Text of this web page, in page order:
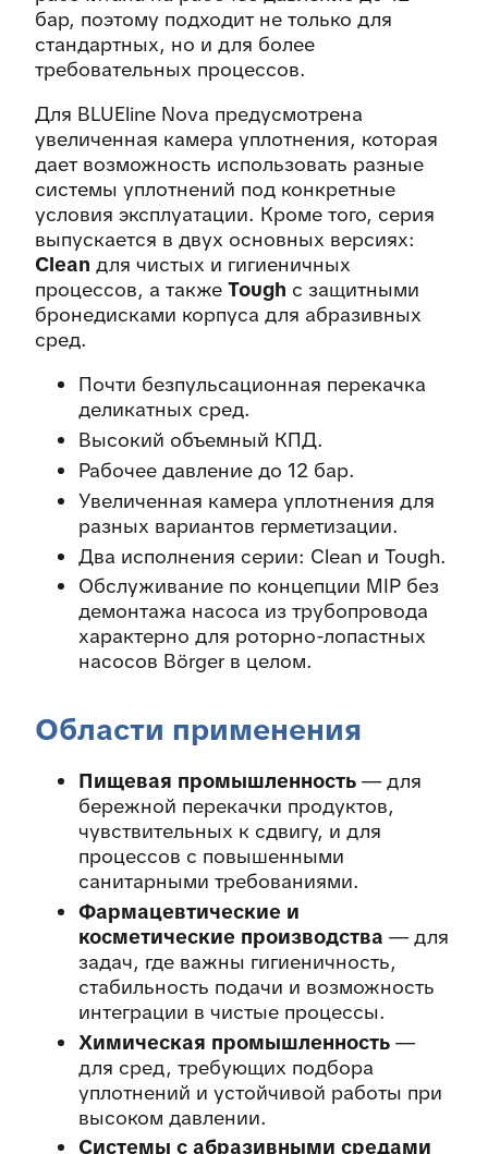
бар, поэтому подходит не только для
стандартных, но и для более
требовательных процессов.
Для BLUEline Nova предусмотрена
увеличенная камера уплотнения, которая
дает возможность использовать разные
системы уплотнений под конкретные
условия эксплуатации. Кроме того, серия
выпускается в двух основных версиях:
Clean для чистых и гигиеничных
процессов, а также Tough с защитными
бронедисками корпуса для абразивных
сред.
Почти безпульсационная перекачка
деликатных сред.
Высокий объемный КПД.
Рабочее давление до 12 бар.
Увеличенная камера уплотнения для
разных вариантов герметизации.
Два исполнения серии: Clean и Tough.
Обслуживание по концепции MIP без
демонтажа насоса из трубопровода
характерно для роторно-лопастных
насосов Börger в целом.
Области применения
Пищевая промышленность — для
бережной перекачки продуктов,
чувствительных к сдвигу, и для
процессов с повышенными
санитарными требованиями.
Фармацевтические и
косметические производства — для
задач, где важны гигиеничность,
стабильность подачи и возможность
интеграции в чистые процессы.
Химическая промышленность —
для сред, требующих подбора
уплотнений и устойчивой работы при
высоком давлении.
Системы с абразивными средами